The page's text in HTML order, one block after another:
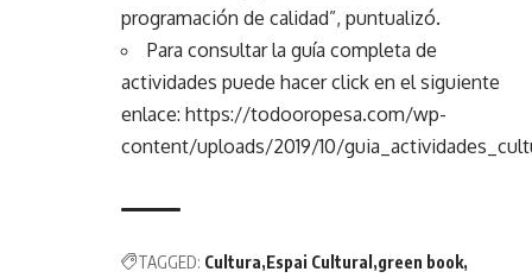
programación de calidad”, puntualizó.
Para consultar la guía completa de
actividades puede hacer click en el siguiente
enlace: https://todooropesa.com/wp-
content/uploads/2019/10/
TAGGED: Cultura Espai Cultural green book